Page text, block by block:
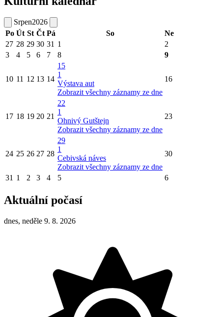
Srpen2026
Po Út St Čt Pá So
Ne
27 28 29 30 31 1
2
3
4 5 6 7 8 9
10 11 12 13 14
15
1
Výstava aut
Zobrazit všechny záznamy ze dne
16
17 18 19 20 21
22
1
Ohnivý Gutštejn
Zobrazit všechny záznamy ze dne
23
24 25 26 27 28
29
1
Cebivská náves
Zobrazit všechny záznamy ze dne
30
31 1 2 3 4 5 6
Aktuální počasí
dnes, neděle 9. 8. 2026